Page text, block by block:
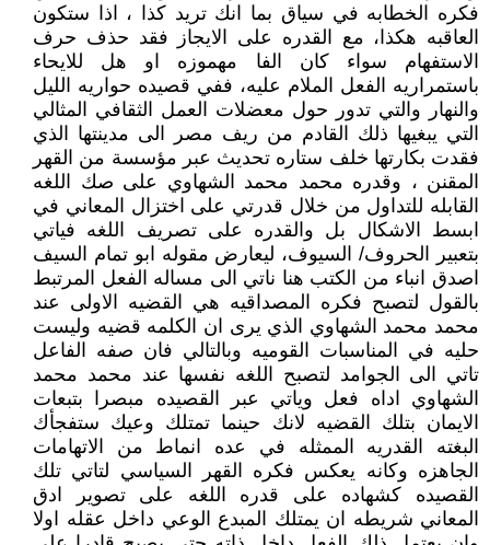
فكره الخطابه في سياق بما انك تريد كذا ، اذا ستكون
العاقبه هكذا، مع القدره على الايجاز فقد حذف حرف
الاستفهام سواء كان الفا مهموزه او هل للايحاء
باستمراريه الفعل الملام عليه، ففي قصيده حواريه الليل
والنهار والتي تدور حول معضلات العمل الثقافي المثالي
التي يبغيها ذلك القادم من ريف مصر الى مدينتها الذي
فقدت بكارتها خلف ستاره تحديث عبر مؤسسة من القهر
المقنن ، وقدره محمد محمد الشهاوي على صك اللغه
القابله للتداول من خلال قدرتي على اختزال المعاني في
ابسط الاشكال بل والقدره على تصريف اللغه فياتي
بتعبير الحروف/ السيوف، ليعارض مقوله ابو تمام السيف
اصدق انباء من الكتب هنا ناتي الى مساله الفعل المرتبط
بالقول لتصبح فكره المصداقيه هي القضيه الاولى عند
محمد محمد الشهاوي الذي يرى ان الكلمه قضيه وليست
حليه في المناسبات القوميه وبالتالي فان صفه الفاعل
تاتي الى الجوامد لتصبح اللغه نفسها عند محمد محمد
الشهاوي اداه فعل وياتي عبر القصيده مبصرا بتبعات
الايمان بتلك القضيه لانك حينما تمتلك وعيك ستفجأك
البغته القدريه الممثله في عده انماط من الاتهامات
الجاهزه وكانه يعكس فكره القهر السياسي لتاتي تلك
القصيده كشهاده على قدره اللغه على تصوير ادق
المعاني شريطه ان يمتلك المبدع الوعي داخل عقله اولا